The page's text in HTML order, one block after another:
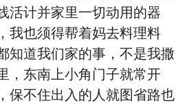
活计并家里一切动用的器
我也须得帮着妈去料理料
知道我们家的事，不是我撒
，东南上小角门子就常开
保不住出入的人就图省路也